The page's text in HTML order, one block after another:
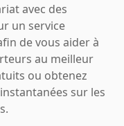
avec des
un service
de vous aider à
au meilleur
ou obtenez
sur les